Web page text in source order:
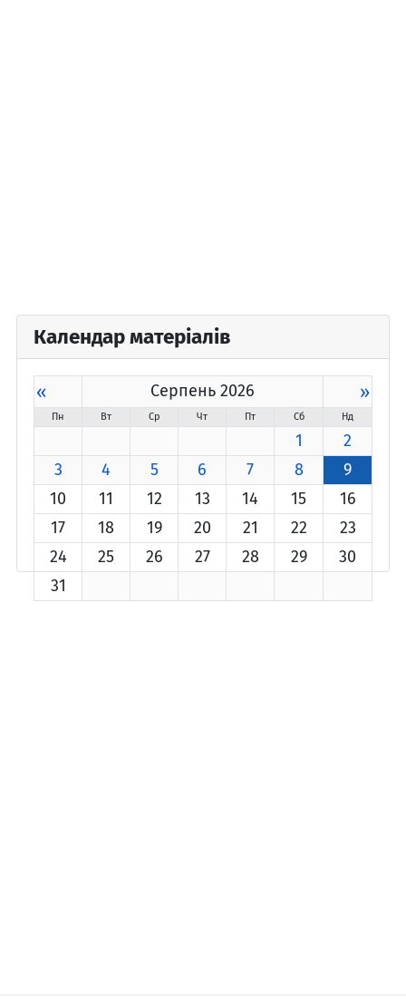
Календар матеріалів
« Серпень 2026 »
Пн Вт Ср Чт Пт Сб Нд
1
2
3
4 5 6 7 8
9
10
11 12 13 14 15
16
17
18 19 20 21 22
23
24
25 26 27 28 29
30
31